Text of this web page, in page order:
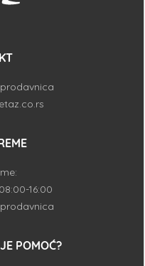
16:00
POMOĆ?